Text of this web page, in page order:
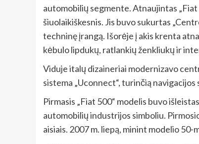
automobilių segmente. Atnaujintas
šiuolaikiškesnis. Jis buvo sukurtas
techninę įrangą. Išorėje į akis krenta
kėbulo lipdukų, ratlankių ženkliukų ir
Viduje italų dizaineriai modernizavo
sistema „Uconnect“, turinčią navigacijos
Pirmasis „Fiat 500“ modelis buvo
automobilių industrijos simboliu.
aisiais. 2007 m. liepą, minint modelio